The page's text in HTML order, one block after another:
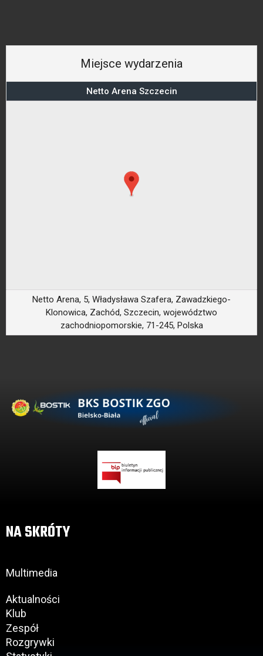
Miejsce wydarzenia
Netto Arena Szczecin
Netto Arena, 5, Władysława Szafera, Zawadzkiego-
Klonowica, Zachód, Szczecin, województwo
zachodniopomorskie, 71-245, Polska
NA SKRÓTY
Multimedia
Aktualności
Klub
Zespół
Rozgrywki